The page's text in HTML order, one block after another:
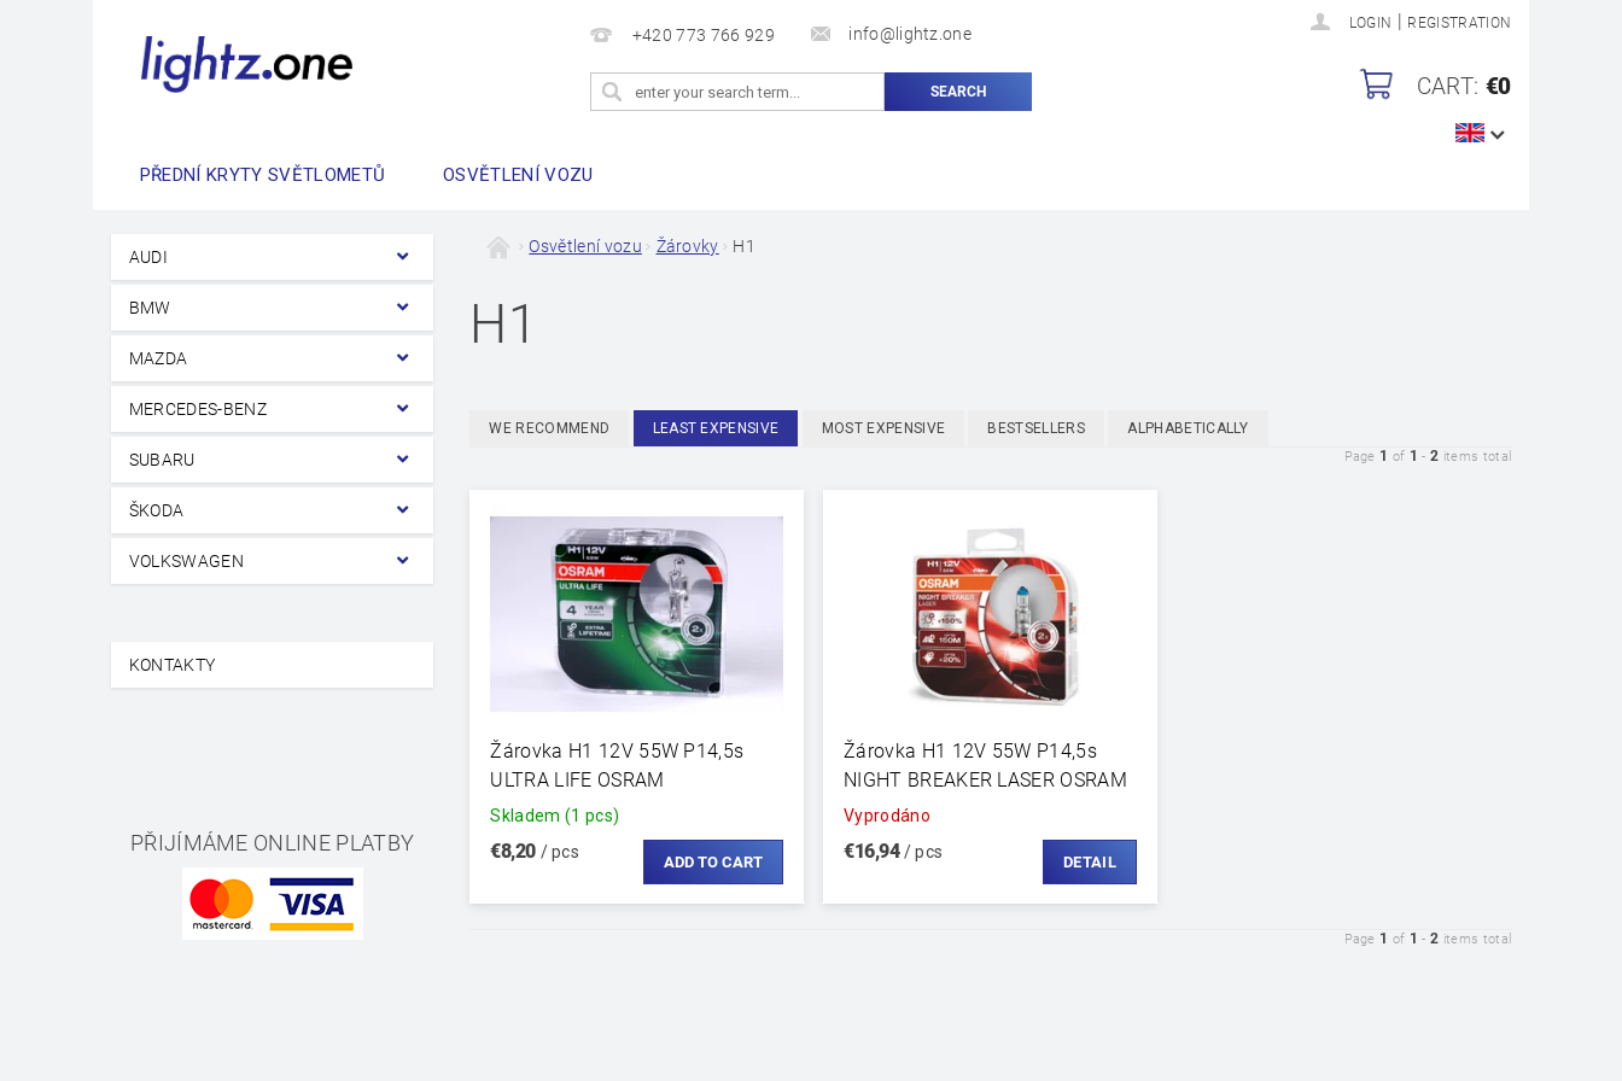
+420 773 766 929 info@lightz.one
LOGIN | REGISTRATION
CART: €0
PŘEDNÍ KRYTY SVĚTLOMETŮ OSVĚTLENÍ VOZU
AUDI
BMW
MAZDA
MERCEDES-BENZ
SUBARU
ŠKODA
VOLKSWAGEN
KONTAKTY
PŘIJÍMÁME ONLINE PLATBY
Osvětlení vozu Žárovky H1
H1
WE RECOMMEND LEAST EXPENSIVE MOST EXPENSIVE BESTSELLERS ALPHABETICALLY
Page 1 of 1 -2 items total
Žárovka H1 12V 55W P14,5s
ULTRA LIFE OSRAM
Skladem (1 pcs)
€8,20 / pcs
Žárovka H1 12V 55W P14,5s
NIGHT BREAKER LASER OSRAM
Vyprodáno
€16,94/ pcs
DETAIL
Page 1 of 1 -2 items total